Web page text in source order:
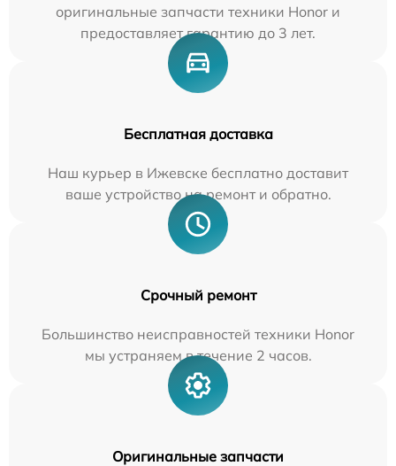
оригинальные запчасти техники Honor и
предоставляет гарантию до 3 лет.
Бесплатная доставка
Наш курьер в Ижевске бесплатно доставит
ваше устройство на ремонт и обратно.
Срочный ремонт
Большинство неисправностей техники Honor
мы устраняем в течение 2 часов.
Оригинальные запчасти